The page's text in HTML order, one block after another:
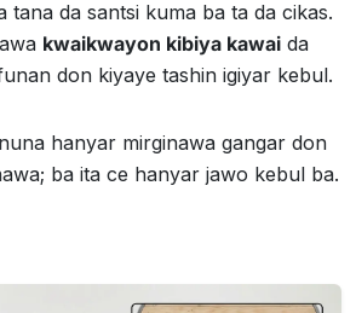
tana da santsi kuma ba ta da cikas.
kwaikwayon kibiya kawai da
don kiyaye tashin igiyar kebul.
hanyar mirginawa gangar don
ba ita ce hanyar jawo kebul ba.